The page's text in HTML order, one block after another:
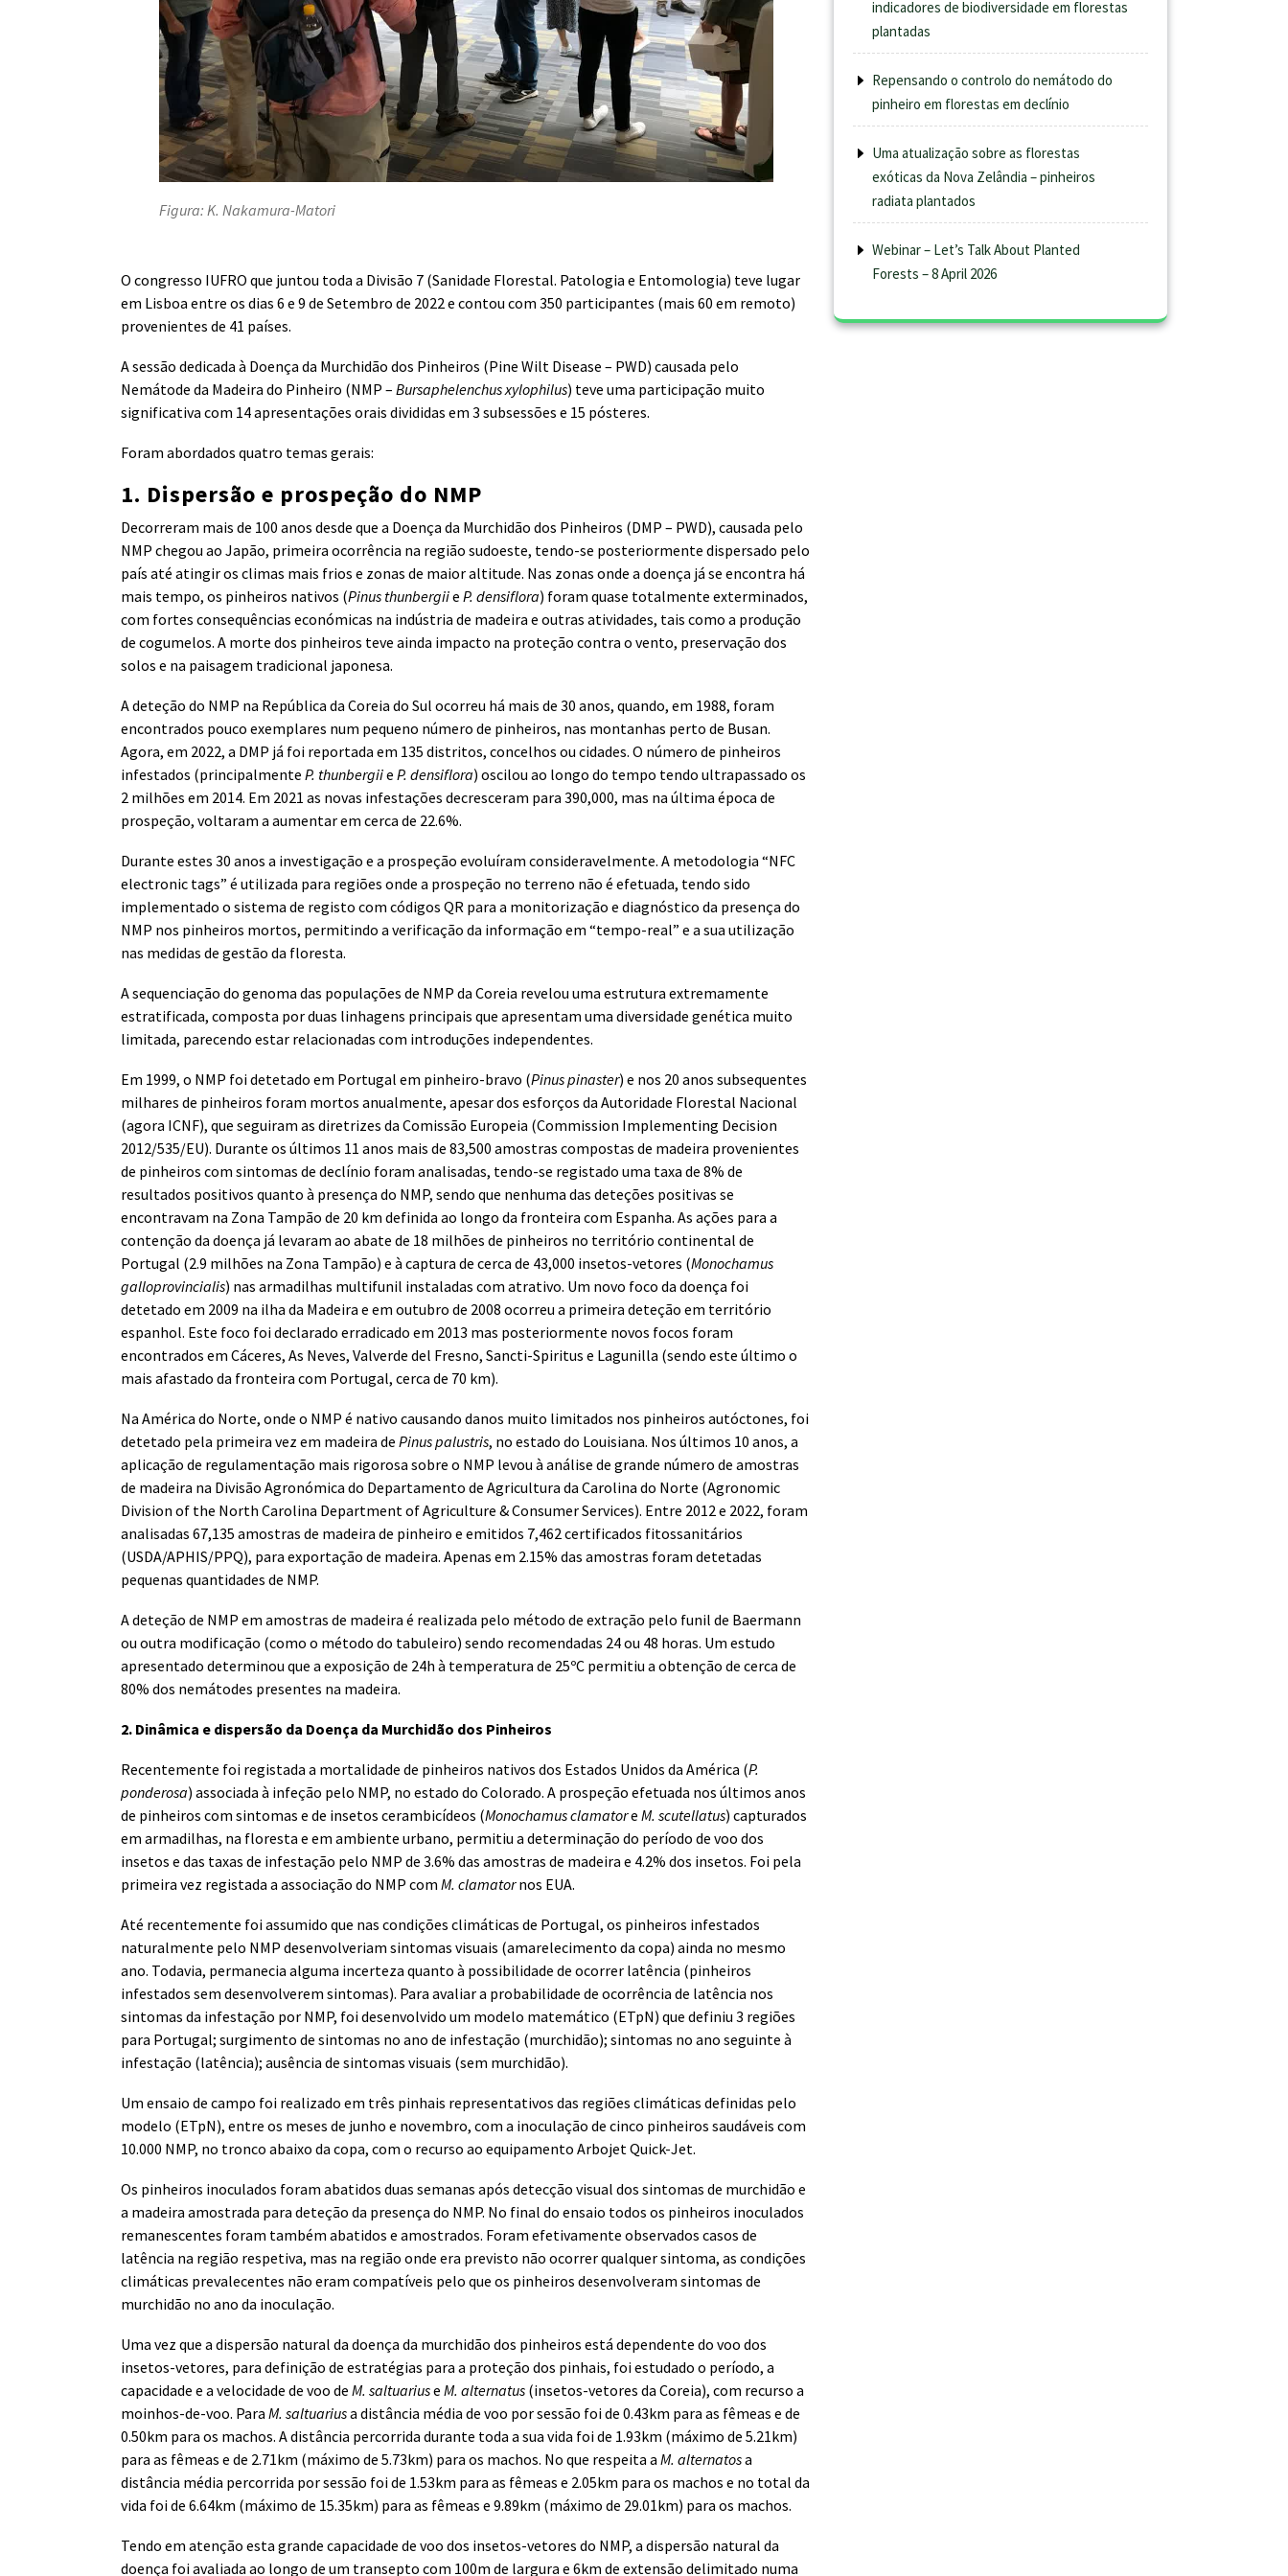
Figura: K. Nakamura-Matori
O congresso IUFRO que juntou toda a Divisão 7 (Sanidade Florestal. Patologia e Entomologia) teve lugar
em Lisboa entre os dias 6 e 9 de Setembro de 2022 e contou com 350 participantes (mais 60 em remoto)
provenientes de 41 países.
A sessão dedicada à Doença da Murchidão dos Pinheiros (Pine Wilt Disease – PWD) causada pelo
Nemátode da Madeira do Pinheiro (NMP – Bursaphelenchus xylophilus) teve uma participação muito
significativa com 14 apresentações orais divididas em 3 subsessões e 15 pósteres.
Foram abordados quatro temas gerais:
1. Dispersão e prospeção do NMP
Decorreram mais de 100 anos desde que a Doença da Murchidão dos Pinheiros (DMP – PWD), causada pelo
NMP chegou ao Japão, primeira ocorrência na região sudoeste, tendo-se posteriormente dispersado pelo
país até atingir os climas mais frios e zonas de maior altitude. Nas zonas onde a doença já se encontra há
mais tempo, os pinheiros nativos (Pinus thunbergiie P. densiflora) foram quase totalmente exterminados,
com fortes consequências económicas na indústria de madeira e outras atividades, tais como a produção
de cogumelos. A morte dos pinheiros teve ainda impacto na proteção contra o vento, preservação dos
solos e na paisagem tradicional japonesa.
A deteção do NMP na República da Coreia do Sul ocorreu há mais de 30 anos, quando, em 1988, foram
encontrados pouco exemplares num pequeno número de pinheiros, nas montanhas perto de Busan.
Agora, em 2022, a DMP já foi reportada em 135 distritos, concelhos ou cidades. O número de pinheiros
infestados (principalmente P. thunbergiie P. densiflora) oscilou ao longo do tempo tendo ultrapassado os
2 milhões em 2014. Em 2021 as novas infestações decresceram para 390,000, mas na última época de
prospeção, voltaram a aumentar em cerca de 22.6%.
Durante estes 30 anos a investigação e a prospeção evoluíram consideravelmente. A metodologia “NFC
electronic tags” é utilizada para regiões onde a prospeção no terreno não é efetuada, tendo sido
implementado o sistema de registo com códigos QR para a monitorização e diagnóstico da presença do
NMP nos pinheiros mortos, permitindo a verificação da informação em “tempo-real” e a sua utilização
nas medidas de gestão da floresta.
A sequenciação do genoma das populações de NMP da Coreia revelou uma estrutura extremamente
estratificada, composta por duas linhagens principais que apresentam uma diversidade genética muito
limitada, parecendo estar relacionadas com introduções independentes.
Em 1999, o NMP foi detetado em Portugal em pinheiro-bravo (Pinus pinaster) e nos 20 anos subsequentes
milhares de pinheiros foram mortos anualmente, apesar dos esforços da Autoridade Florestal Nacional
(agora ICNF), que seguiram as diretrizes da Comissão Europeia (Commission Implementing Decision
2012/535/EU). Durante os últimos 11 anos mais de 83,500 amostras compostas de madeira provenientes
de pinheiros com sintomas de declínio foram analisadas, tendo-se registado uma taxa de 8% de
resultados positivos quanto à presença do NMP, sendo que nenhuma das deteções positivas se
encontravam na Zona Tampão de 20 km definida ao longo da fronteira com Espanha. As ações para a
contenção da doença já levaram ao abate de 18 milhões de pinheiros no território continental de
Portugal (2.9 milhões na Zona Tampão) e à captura de cerca de 43,000 insetos-vetores (Monochamus
galloprovincialis) nas armadilhas multifunil instaladas com atrativo. Um novo foco da doença foi
detetado em 2009 na ilha da Madeira e em outubro de 2008 ocorreu a primeira deteção em território
espanhol. Este foco foi declarado erradicado em 2013 mas posteriormente novos focos foram
encontrados em Cáceres, As Neves, Valverde del Fresno, Sancti-Spiritus e Lagunilla (sendo este último o
mais afastado da fronteira com Portugal, cerca de 70 km).
Na América do Norte, onde o NMP é nativo causando danos muito limitados nos pinheiros autóctones, foi
detetado pela primeira vez em madeira de Pinus palustris, no estado do Louisiana. Nos últimos 10 anos, a
aplicação de regulamentação mais rigorosa sobre o NMP levou à análise de grande número de amostras
de madeira na Divisão Agronómica do Departamento de Agricultura da Carolina do Norte (Agronomic
Division of the North Carolina Department of Agriculture & Consumer Services). Entre 2012 e 2022, foram
analisadas 67,135 amostras de madeira de pinheiro e emitidos 7,462 certificados fitossanitários
(USDA/APHIS/PPQ), para exportação de madeira. Apenas em 2.15% das amostras foram detetadas
pequenas quantidades de NMP.
A deteção de NMP em amostras de madeira é realizada pelo método de extração pelo funil de Baermann
ou outra modificação (como o método do tabuleiro) sendo recomendadas 24 ou 48 horas. Um estudo
apresentado determinou que a exposição de 24h à temperatura de 25ºC permitiu a obtenção de cerca de
80% dos nemátodes presentes na madeira.
2. Dinâmica e dispersão da Doença da Murchidão dos Pinheiros
Recentemente foi registada a mortalidade de pinheiros nativos dos Estados Unidos da América (P.
ponderosa) associada à infeção pelo NMP, no estado do Colorado. A prospeção efetuada nos últimos anos
de pinheiros com sintomas e de insetos cerambicídeos (Monochamus clamatore M. scutellatus) capturados
em armadilhas, na floresta e em ambiente urbano, permitiu a determinação do período de voo dos
insetos e das taxas de infestação pelo NMP de 3.6% das amostras de madeira e 4.2% dos insetos. Foi pela
primeira vez registada a associação do NMP com M. clamatornos EUA.
Até recentemente foi assumido que nas condições climáticas de Portugal, os pinheiros infestados
naturalmente pelo NMP desenvolveriam sintomas visuais (amarelecimento da copa) ainda no mesmo
ano. Todavia, permanecia alguma incerteza quanto à possibilidade de ocorrer latência (pinheiros
infestados sem desenvolverem sintomas). Para avaliar a probabilidade de ocorrência de latência nos
sintomas da infestação por NMP, foi desenvolvido um modelo matemático (ETpN) que definiu 3 regiões
para Portugal; surgimento de sintomas no ano de infestação (murchidão); sintomas no ano seguinte à
infestação (latência); ausência de sintomas visuais (sem murchidão).
Um ensaio de campo foi realizado em três pinhais representativos das regiões climáticas definidas pelo
modelo (ETpN), entre os meses de junho e novembro, com a inoculação de cinco pinheiros saudáveis com
10.000 NMP, no tronco abaixo da copa, com o recurso ao equipamento Arbojet Quick-Jet.
Os pinheiros inoculados foram abatidos duas semanas após detecção visual dos sintomas de murchidão e
a madeira amostrada para deteção da presença do NMP. No final do ensaio todos os pinheiros inoculados
remanescentes foram também abatidos e amostrados. Foram efetivamente observados casos de
latência na região respetiva, mas na região onde era previsto não ocorrer qualquer sintoma, as condições
climáticas prevalecentes não eram compatíveis pelo que os pinheiros desenvolveram sintomas de
murchidão no ano da inoculação.
Uma vez que a dispersão natural da doença da murchidão dos pinheiros está dependente do voo dos
insetos-vetores, para definição de estratégias para a proteção dos pinhais, foi estudado o período, a
capacidade e a velocidade de voo de M. saltuariuse M. alternatus (insetos-vetores da Coreia), com recurso a
moinhos-de-voo. Para M. saltuariusa distância média de voo por sessão foi de 0.43km para as fêmeas e de
0.50km para os machos. A distância percorrida durante toda a sua vida foi de 1.93km (máximo de 5.21km)
para as fêmeas e de 2.71km (máximo de 5.73km) para os machos. No que respeita a M. alternatosa
distância média percorrida por sessão foi de 1.53km para as fêmeas e 2.05km para os machos e no total da
vida foi de 6.64km (máximo de 15.35km) para as fêmeas e 9.89km (máximo de 29.01km) para os machos.
Tendo em atenção esta grande capacidade de voo dos insetos-vetores do NMP, a dispersão natural da
doença foi avaliada ao longo de um transepto com 100m de largura e 6km de extensão delimitado numa
indicadores de biodiversidade em florestas
plantadas
Repensando o controlo do nemátodo do
pinheiro em florestas em declínio
Uma atualização sobre as florestas
exóticas da Nova Zelândia – pinheiros
radiata plantados
Webinar – Let’s Talk About Planted
Forests – 8 April 2026